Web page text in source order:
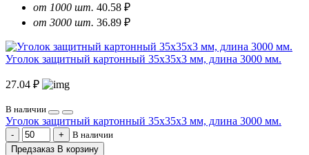
от 1000 шт. 40.58 ₽
от 3000 шт. 36.89 ₽
Уголок защитный картонный 35х35х3 мм, длина 3000 мм.
27.04 ₽
В наличии
Уголок защитный картонный 35х35х3 мм, длина 3000 мм.
В наличии
Предзаказ В корзину